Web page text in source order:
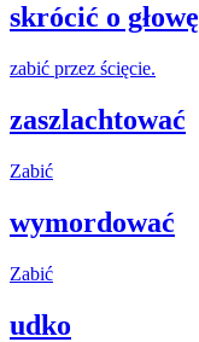
skrócić o głowę
zabić przez ścięcie.
zaszlachtować
Zabić
wymordować
Zabić
udko